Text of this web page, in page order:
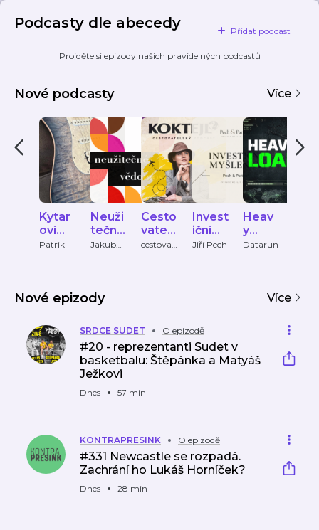
Podcasty dle abecedy Přidat podcast
Projděte si epizody našich pravidelných podcastů
Nové podcasty Více
Kytar
oví
veliká
Patrik
Neuži
tečné
vědo
Jakub
Cesto
vatels
ký
cestovat
Invest
iční
myšle
Jiří Pech
Heav
y
Load
Datarun
Nové epizody Více
SRDCE SUDET O epizodě
#20 - reprezentanti Sudet v
basketbalu: Štěpánka a Matyáš
Ježkovi
Dnes 57 min
KONTRAPRESINK O epizodě
#331 Newcastle se rozpadá.
Zachrání ho Lukáš Horníček?
Dnes 28 min